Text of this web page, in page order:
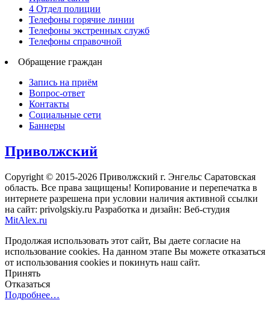
4 Отдел полиции
Телефоны горячие линии
Телефоны экстренных служб
Телефоны справочной
Обращение граждан
Запись на приём
Вопрос-ответ
Контакты
Социальные сети
Баннеры
Приволжский
Copyright © 2015-2026 Приволжский г. Энгельс Саратовская
область. Все права защищены! Копирование и перепечатка в
интернете разрешена при условии наличия активной ссылки
на сайт: privolgskiy.ru Разработка и дизайн: Веб-студия
MitAlex.ru
Продолжая использовать этот сайт, Вы даете согласие на
использование cookies. На данном этапе Вы можете отказаться
от использования cookies и покинуть наш сайт.
Принять
Отказаться
Подробнее…